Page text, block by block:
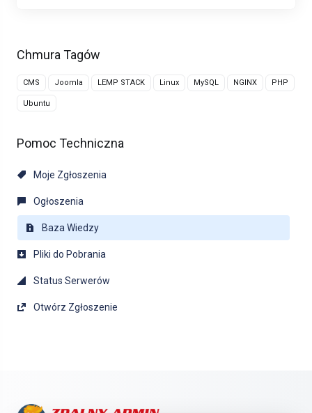
Chmura Tagów
CMS Joomla LEMP STACK Linux MySQL NGINX PHP
Ubuntu
Pomoc Techniczna
Moje Zgłoszenia
Ogłoszenia
Baza Wiedzy
Pliki do Pobrania
Status Serwerów
Otwórz Zgłoszenie